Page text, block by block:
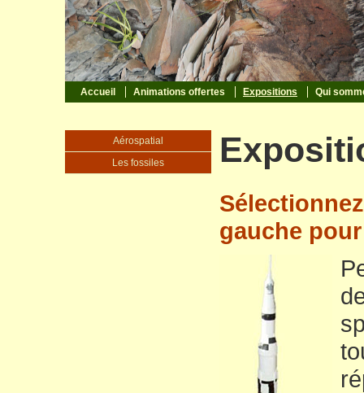
Accueil Animations offertes Expositions Qui
Aérospatial
Les fossiles
gauche